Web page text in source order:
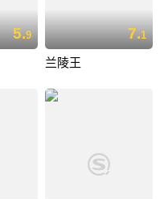
5.9 7.1
兰陵王